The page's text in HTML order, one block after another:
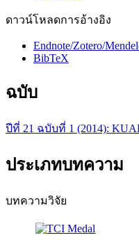
ดาวน์โหลดการอ้างอิง
Endnote/Zotero/
BibTeX
ฉบับ
ปีที่ 21 ฉบับที่ 1 (2014):
ประเภทบทความ
บทความวิจัย